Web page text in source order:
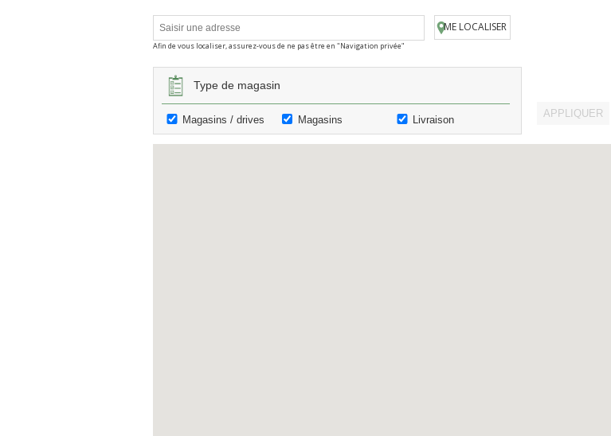
Afin de vous localiser, assurez-vous de ne pas être en "Navigation privée"
ME LOCALISER
Type de magasin
Magasins / drives Magasins Livraison